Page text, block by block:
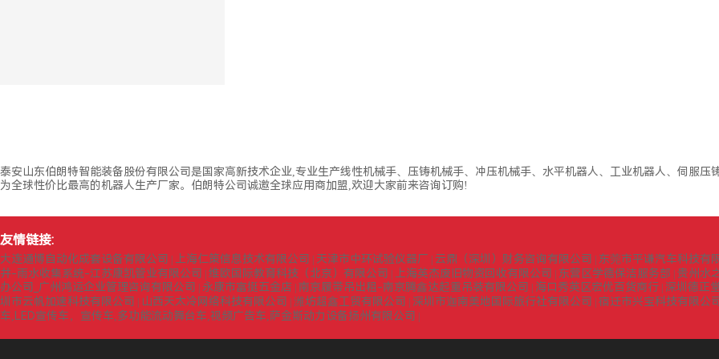
泰安山东伯朗特智能装备股份有限公司是国家高新技术企业,专业生产线性机械手、压铸机械手、冲压机械手、水平机器人、工业机器人、伺服
为全球性价比最高的机器人生产厂家。伯朗特公司诚邀全球应用商加盟,欢迎大家前来咨询订购!
友情链接:
大连通博自动化成套设备有限公司 上海仁策信息技术有限公司 天津市中环试验仪器厂 云鼎（深圳）财务咨询有限公司
东莞市平谦汽车科技有
井-雨水收集系统-江苏康凯管业有限公司
维欧国际教育科技（北京）有限公司 上海英杰废旧物资回收有限公司 东营区学德保洁服务部 贵州水
办公司_广州鸿运企业管理咨询有限公司
永康市富挺五金店 南京履带吊出租-南京腾鑫达起重吊装有限公司 海口秀英区宏优百货商行 深圳德正
圳市云帆加速科技有限公司
山西天太冷网络科技有限公司 潍坊超鑫工贸有限公司 深圳市迦南美地国际旅行社有限公司
宿迁市兴宝科技有限公
车,LED宣传车，宣传车,多功能流动舞台车,视频广告车,萨金斯动力设备扬州有限公司